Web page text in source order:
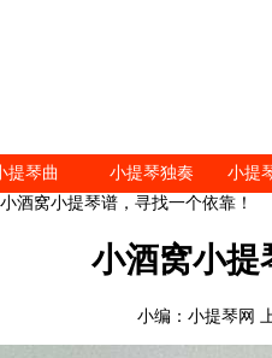
提琴曲 小提琴独奏
小提
酒窝小提琴谱，寻找一个依靠！
小酒窝小提
小编：小提琴网